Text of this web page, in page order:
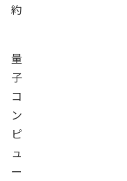
約
量
子
コ
ン
ピ
ュ
ー